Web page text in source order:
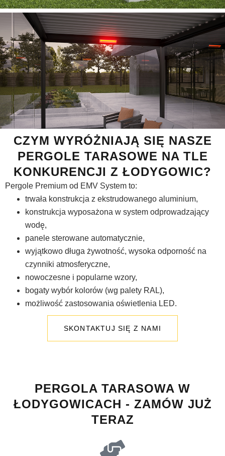
CZYM WYRÓŻNIAJĄ SIĘ NASZE
PERGOLE TARASOWE NA TLE
KONKURENCJI Z ŁODYGOWIC?
Pergole Premium od EMV System to:
trwała konstrukcja z ekstrudowanego aluminium,
konstrukcja wyposażona w system odprowadzający
wodę,
panele sterowane automatycznie,
wyjątkowo długa żywotność, wysoka odporność na
czynniki atmosferyczne,
nowoczesne i popularne wzory,
bogaty wybór kolorów (wg palety RAL),
możliwość zastosowania oświetlenia LED.
SKONTAKTUJ SIĘ Z NAMI
PERGOLA TARASOWA W
ŁODYGOWICACH - ZAMÓW JUŻ
TERAZ